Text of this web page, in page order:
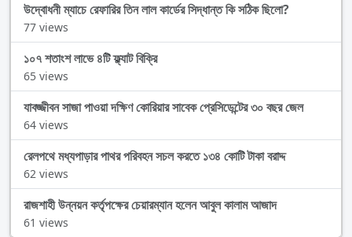
উদ্বোধনী ম্যাচে রেফারির তিন লাল কার্ডের সিদ্ধান্ত কি সঠিক ছিলো?
77 views
১০৭ শতাংশ লাভে ৪টি ফ্ল্যাট বিক্রি
65 views
যাবজ্জীবন সাজা পাওয়া দক্ষিণ কোরিয়ার সাবেক প্রেসিডেন্টের ৩০ বছর জেল
64 views
রেলপথে মধ্যপাড়ার পাথর পরিবহন সচল করতে ১৩৪ কোটি টাকা বরাদ্দ
62 views
রাজশাহী উন্নয়ন কর্তৃপক্ষের চেয়ারম্যান হলেন আবুল কালাম আজাদ
61 views